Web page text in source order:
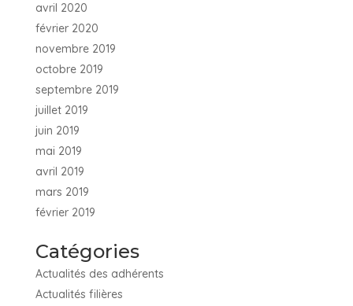
avril 2020
février 2020
novembre 2019
octobre 2019
septembre 2019
juillet 2019
juin 2019
mai 2019
avril 2019
mars 2019
février 2019
Catégories
Actualités des adhérents
Actualités filières